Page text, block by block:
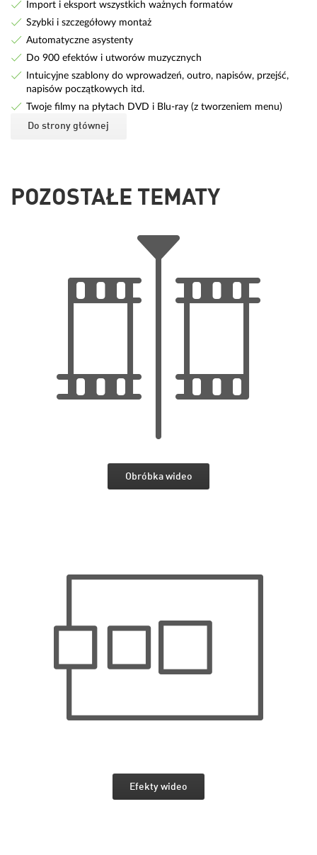
Import i eksport wszystkich ważnych formatów
Szybki i szczegółowy montaż
Automatyczne asystenty
Do 900 efektów i utworów muzycznych
Intuicyjne szablony do wprowadzeń, outro, napisów, przejść,
napisów początkowych itd.
Twoje filmy na płytach DVD i Blu-ray (z tworzeniem menu)
Do strony głównej
POZOSTAŁE TEMATY
Obróbka wideo
Efekty wideo